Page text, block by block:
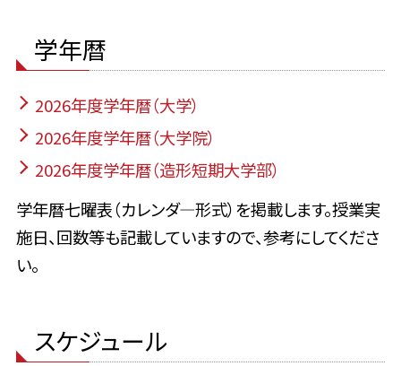
学年暦
2026年度学年暦（大学）
2026年度学年暦（大学院）
2026年度学年暦（造形短期大学部）
学年暦七曜表（カレンダ―形式）を掲載します。授業実
施日、回数等も記載していますので、参考にしてくださ
い。
スケジュール